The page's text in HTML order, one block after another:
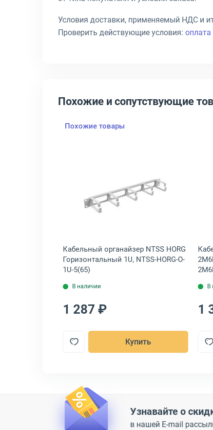
Условия доставки, применяемый НДС и
Проверить действующие условия: оплата
Похожие и сопутствующие
Похожие товары
LAN-ORG Горизонтальный 1U, LAN-ORG/BP-1U
товар: Кабельный органайзер ЦМО ГКО-Щ со щёткой
Открыть товар: Кабельный
Кабельный органайзер NTSS HORG
Горизонтальный 1U, NTSS-HORG-O-
1U-5(65)
В наличии
1 287 ₽
Купить
В
1
Узнавайте о
в нашей E-mail